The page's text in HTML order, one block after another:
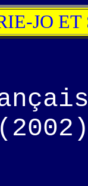
JO ET